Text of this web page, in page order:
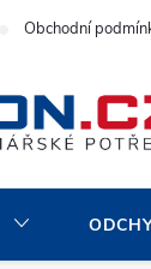
Obchodní